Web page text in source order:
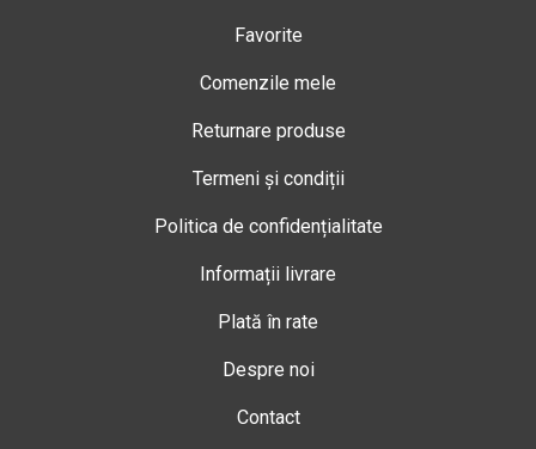
Favorite
Comenzile mele
Returnare produse
Termeni și condiții
Politica de confidențialitate
Informații livrare
Plată în rate
Despre noi
Contact